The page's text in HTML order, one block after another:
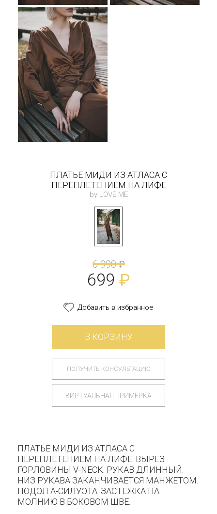
ПЛАТЬЕ МИДИ ИЗ АТЛАСА С
ПЕРЕПЛЕТЕНИЕМ НА ЛИФЕ
by LOVE ME
6 990 ₽
699 ₽
Добавить в избранное
В КОРЗИНУ
ПОЛУЧИТЬ КОНСУЛЬТАЦИЮ
ВИРТУАЛЬНАЯ ПРИМЕРКА
ПЛАТЬЕ МИДИ ИЗ АТЛАСА С
ПЕРЕПЛЕТЕНИЕМ НА ЛИФЕ. ВЫРЕЗ
ГОРЛОВИНЫ V-NECK. РУКАВ ДЛИННЫЙ.
НИЗ РУКАВА ЗАКАНЧИВАЕТСЯ МАНЖЕТОМ.
ПОДОЛ А-СИЛУЭТА. ЗАСТЕЖКА НА
МОЛНИЮ В БОКОВОМ ШВЕ.